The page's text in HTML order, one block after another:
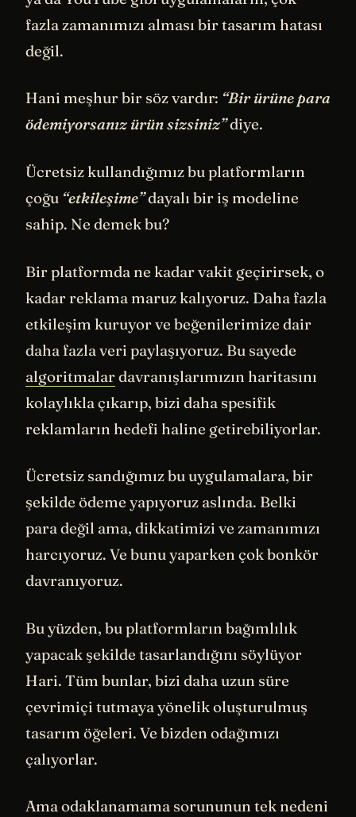
fazla zamanımızı alması bir tasarım hatası
değil.
Hani meşhur bir söz vardır: “Bir ürüne para
ödemiyorsanız ürün sizsiniz”diye.
Ücretsiz kullandığımız bu platformların
çoğu “etkileşime”dayalı bir iş modeline
sahip. Ne demek bu?
Bir platformda ne kadar vakit geçirirsek, o
kadar reklama maruz kalıyoruz. Daha fazla
etkileşim kuruyor ve beğenilerimize dair
daha fazla veri paylaşıyoruz. Bu sayede
algoritmalardavranışlarımızın haritasını
kolaylıkla çıkarıp, bizi daha spesifik
reklamların hedefi haline getirebiliyorlar.
Ücretsiz sandığımız bu uygulamalara, bir
şekilde ödeme yapıyoruz aslında. Belki
para değil ama, dikkatimizi ve zamanımızı
harcıyoruz. Ve bunu yaparken çok bonkör
davranıyoruz.
Bu yüzden, bu platformların bağımlılık
yapacak şekilde tasarlandığını söylüyor
Hari. Tüm bunlar, bizi daha uzun süre
çevrimiçi tutmaya yönelik oluşturulmuş
tasarım öğeleri. Ve bizden odağımızı
çalıyorlar.
Ama odaklanamama sorununun tek nedeni